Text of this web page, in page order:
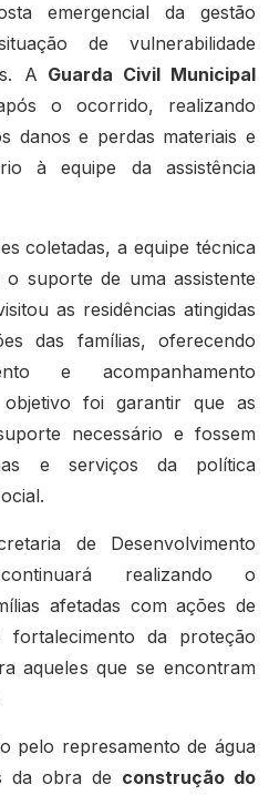
emergencial da gestão
de vulnerabilidade
A Guarda Civil Municipal
o ocorrido, realizando
danos e perdas materiais e
à equipe da assistência
coletadas, a equipe técnica
suporte de uma assistente
as residências atingidas
das famílias, oferecendo
e acompanhamento
foi garantir que as
necessário e fossem
e serviços da política
de Desenvolvimento
realizando o
afetadas com ações de
fortalecimento da proteção
aqueles que se encontram
pelo represamento de água
da obra de construção do